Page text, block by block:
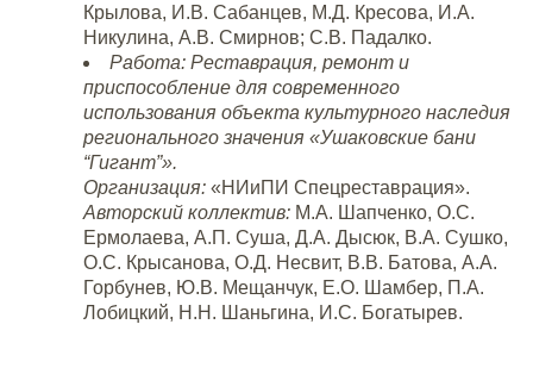
Крылова, И.В. Сабанцев, М.Д. Кресова, И.А.
Никулина, А.В. Смирнов; С.В. Падалко.
Работа: Реставрация, ремонт и
приспособление для современного
использования объекта культурного наследия
регионального значения «Ушаковские бани
“Гигант”».
Организация: «НИиПИ Спецреставрация».
Авторский коллектив: М.А. Шапченко, О.С.
Ермолаева, А.П. Суша, Д.А. Дысюк, В.А. Сушко,
О.С. Крысанова, О.Д. Несвит, В.В. Батова, А.А.
Горбунев, Ю.В. Мещанчук, Е.О. Шамбер, П.А.
Лобицкий, Н.Н. Шаньгина, И.С. Богатырев.